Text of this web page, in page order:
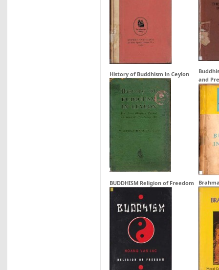
History of Buddhism in Ceylon
and
BUDDHISM Religion of Freedom